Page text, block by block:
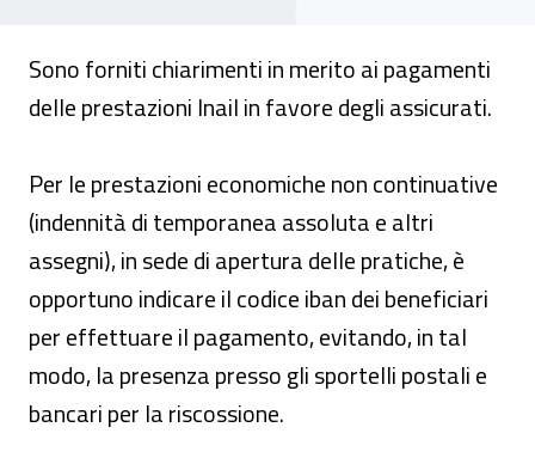
Sono forniti chiarimenti in merito ai pagamenti
delle prestazioni Inail in favore degli assicurati.
Per le prestazioni economiche non continuative
(indennità di temporanea assoluta e altri
assegni), in sede di apertura delle pratiche, è
opportuno indicare il codice iban dei beneficiari
per effettuare il pagamento, evitando, in tal
modo, la presenza presso gli sportelli postali e
bancari per la riscossione.